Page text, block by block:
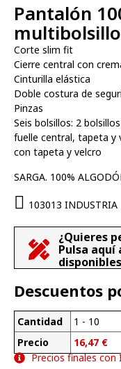
Pantalón
Corte slim fit
Cierre central con
Cinturilla elástica
Doble costura de
Pinzas
Seis bolsillos: 2
fuelle central, tapeta y
con tapeta y velcro
SARGA. 100%
103013 INDUSTRIA
¿Quieres
Pulsa aquí
Descuentos
Cantidad
Precio
1 - 10
16,47 €
Precios finales con